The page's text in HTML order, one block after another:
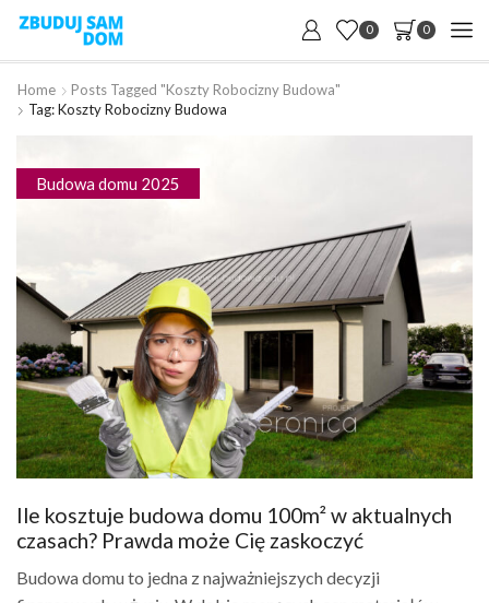
0 0
Home
Posts Tagged "koszty Robocizny Budowa"
Tag: Koszty Robocizny Budowa
Budowa domu 2025
Ile kosztuje budowa domu 100m² w aktualnych
czasach? Prawda może Cię zaskoczyć
Budowa domu to jedna z najważniejszych decyzji